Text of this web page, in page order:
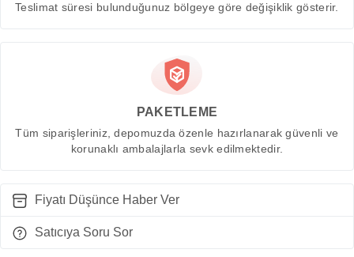
Teslimat süresi bulunduğunuz bölgeye göre değişiklik gösterir.
PAKETLEME
Tüm siparişleriniz, depomuzda özenle hazırlanarak güvenli ve
korunaklı ambalajlarla sevk edilmektedir.
Fiyatı Düşünce Haber Ver
Satıcıya Soru Sor